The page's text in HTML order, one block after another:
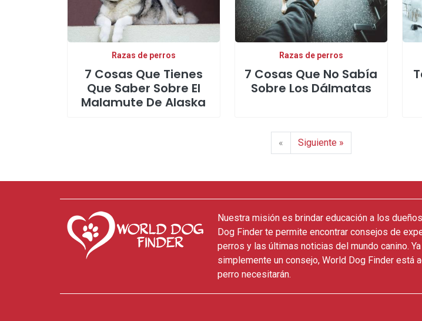
Razas de perros
7 Cosas Que Tienes
Que Saber Sobre El
Malamute De Alaska
Razas de perros
7 Cosas Que No Sabía
Sobre Los Dálmatas
« Siguiente »
Nuestra misión es brindar educación a los
Dog Finder te permite encontrar consejos de
perros y las últimas noticias del mundo canino.
simplemente un consejo, World Dog Finder está
perro necesitarán.